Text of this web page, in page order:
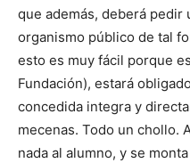
que además, deberá pedir
organismo público de tal
esto es muy fácil porque
Fundación), estará
concedida integra y
mecenas. Todo un chollo.
nada al alumno, y se